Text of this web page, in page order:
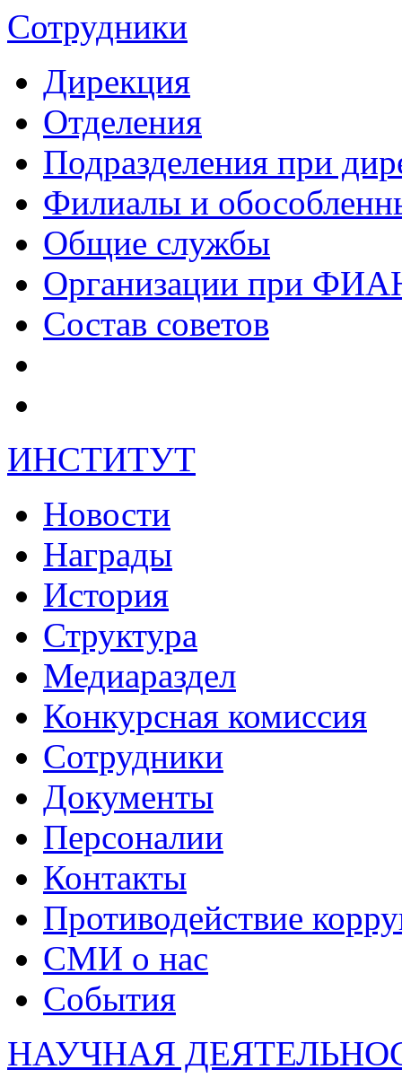
Сотрудники
Дирекция
Отделения
Подразделения при
Филиалы и
Общие службы
Организации при
Состав советов
ИНСТИТУТ
Новости
Награды
История
Структура
Медиараздел
Конкурсная комиссия
Сотрудники
Документы
Персоналии
Контакты
Противодействие
СМИ о нас
События
НАУЧНАЯ